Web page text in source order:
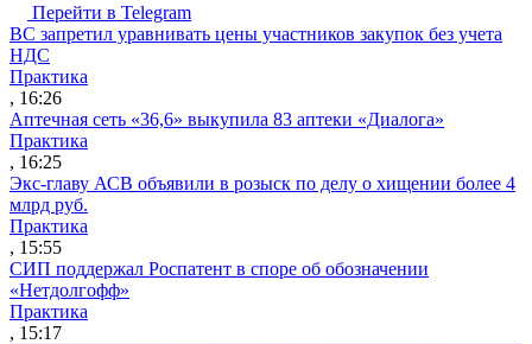
Перейти в Telegram
ВС запретил уравнивать цены участников закупок без учета
НДС
Практика
, 16:26
Аптечная сеть «36,6» выкупила 83 аптеки «Диалога»
Практика
, 16:25
Экс-главу АСВ объявили в розыск по делу о хищении более 4
млрд руб.
Практика
, 15:55
СИП поддержал Роспатент в споре об обозначении
«Нетдолгофф»
Практика
, 15:17